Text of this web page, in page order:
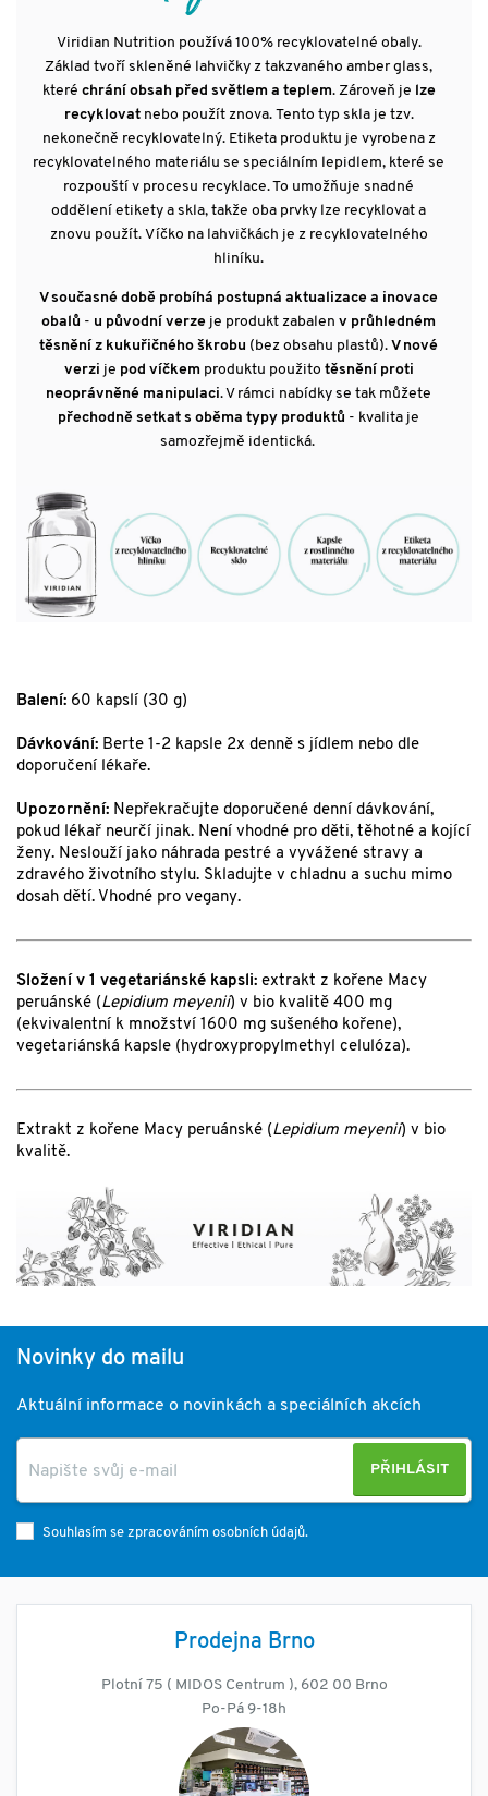
Viridian Nutrition používá 100% recyklovatelné obaly.
Základ tvoří skleněné lahvičky z takzvaného amber glass,
které chrání obsah před světlem a teplem. Zároveň je lze
recyklovatnebo použít znova. Tento typ skla je tzv.
nekonečně recyklovatelný. Etiketa produktu je vyrobena z
recyklovatelného materiálu se speciálním lepidlem, které se
rozpouští v procesu recyklace. To umožňuje snadné
oddělení etikety a skla, takže oba prvky lze recyklovat a
znovu použít. Víčko na lahvičkách je z recyklovatelného
hliníku.
V současné době probíhá postupná aktualizace a inovace
obalů - u původní verze je produkt zabalen v průhledném
těsnění z kukuřičného škrobu (bez obsahu plastů). V nové
verzi je pod víčkemproduktu použito těsnění proti
neoprávněné manipulaci. V rámci nabídky se tak můžete
přechodně setkat s oběma typy produktů - kvalita je
samozřejmě identická.
Balení: 60 kapslí (30 g)
Dávkování: Berte 1-2 kapsle 2x denně s jídlem nebo dle
doporučení lékaře.
Upozornění: Nepřekračujte doporučené denní dávkování,
pokud lékař neurčí jinak. Není vhodné pro děti, těhotné a kojící
ženy. Neslouží jako náhrada pestré a vyvážené stravy a
zdravého životního stylu. Skladujte v chladnu a suchu mimo
dosah dětí. Vhodné pro vegany.
Složení v 1 vegetariánské kapsli: extrakt z kořene Macy
peruánské (Lepidium meyenii) v bio kvalitě 400 mg
(ekvivalentní k množství 1600 mg sušeného kořene),
vegetariánská kapsle (hydroxypropylmethyl celulóza).
Extrakt z kořene Macy peruánské (Lepidium meyenii) v bio
kvalitě.
Novinky do mailu
Aktuální informace o novinkách a speciálních akcích
PŘIHLÁSIT
Souhlasím se zpracováním osobních údajů.
Prodejna Brno
Plotní 75 ( MIDOS Centrum ), 602 00 Brno
Po-Pá 9-18h